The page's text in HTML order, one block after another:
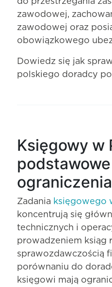
zawodowej,
zawodowej oraz
obowiązkowego
Dowiedz się jak
polskiego doradcy
Księgowy w
ograniczenia
Zadania księgowego
koncentrują się
technicznych i
prowadzeniem ksiąg
sprawozdawczością
porównaniu do
księgowi mają